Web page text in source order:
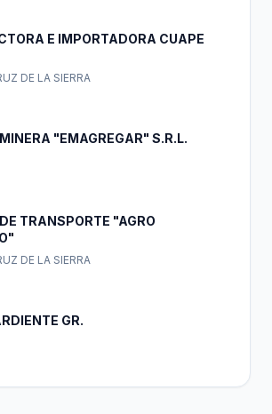
E IMPORTADORA CUAPE
DE LA SIERRA
"EMAGREGAR" S.R.L.
TRANSPORTE "AGRO
DE LA SIERRA
GR.